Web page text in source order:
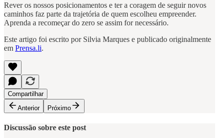
Rever os nossos posicionamentos e ter a coragem de seguir novos
caminhos faz parte da trajetória de quem escolheu empreender.
Aprenda a recomeçar do zero se assim for necessário.
Este artigo foi escrito por Silvia Marques e publicado originalmente
em Prensa.li.
Compartilhar
Anterior
Próximo
Discussão sobre este post